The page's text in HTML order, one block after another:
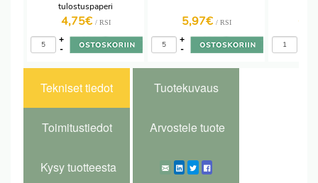
tulostuspaperi
4,75€ / RSI
-
+
5,97€ / RSI
-
+
Tekniset tiedot Tuotekuvaus
Toimitustiedot Arvostele tuote
Kysy tuotteesta